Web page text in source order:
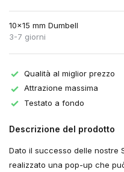
10x15 mm Dumbell
3-7 giorni
Qualità al miglior prezzo
Attrazione massima
Testato a fondo
Descrizione del prodotto
Dato il successo delle nostre
realizzato una pop-up che